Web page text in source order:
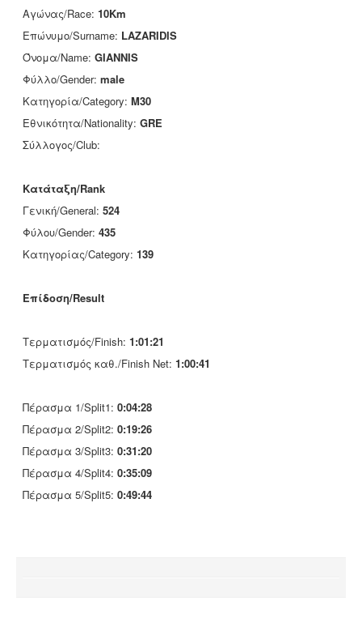
Αγώνας/Race: 10Km
Επώνυμο/Surname: LAZARIDIS
Όνομα/Name: GIANNIS
Φύλλο/Gender: male
Κατηγορία/Category: M30
Εθνικότητα/Nationality: GRE
Σύλλογος/Club:
Κατάταξη/Rank
Γενική/General: 524
Φύλου/Gender: 435
Κατηγορίας/Category: 139
Επίδοση/Result
Τερματισμός/Finish: 1:01:21
Τερματισμός καθ./Finish Net: 1:00:41
Πέρασμα 1/Split1: 0:04:28
Πέρασμα 2/Split2: 0:19:26
Πέρασμα 3/Split3: 0:31:20
Πέρασμα 4/Split4: 0:35:09
Πέρασμα 5/Split5: 0:49:44